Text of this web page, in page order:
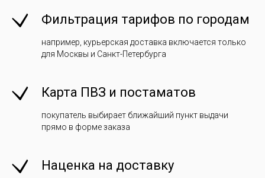
Фильтрация тарифов по городам
например, курьерская доставка включается только
для Москвы и Санкт-Петербурга
Карта ПВЗ и постаматов
покупатель выбирает ближайший пункт выдачи
прямо в форме заказа
Наценка на доставку